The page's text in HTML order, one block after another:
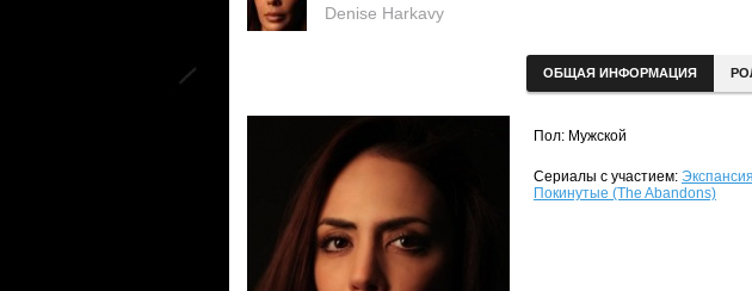
Denise Harkavy
ОБЩАЯ ИНФОРМАЦИЯ
Пол: Мужской
Сериалы с участием:
Покинутые (The Abandons)